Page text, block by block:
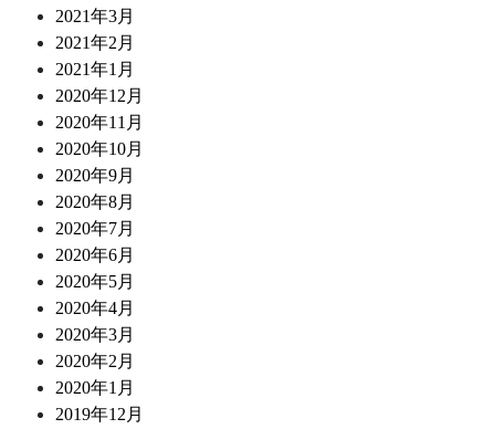
2021年3月
2021年2月
2021年1月
2020年12月
2020年11月
2020年10月
2020年9月
2020年8月
2020年7月
2020年6月
2020年5月
2020年4月
2020年3月
2020年2月
2020年1月
2019年12月